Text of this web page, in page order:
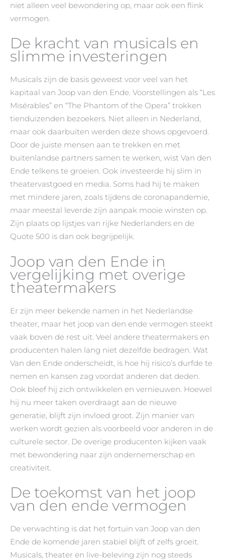
niet alleen veel bewondering op, maar ook een flink
vermogen.
De kracht van musicals en
slimme investeringen
Musicals zijn de basis geweest voor veel van het
kapitaal van Joop van den Ende. Voorstellingen als “Les
Misérables” en “The Phantom of the Opera” trokken
tienduizenden bezoekers. Niet alleen in Nederland,
maar ook daarbuiten werden deze shows opgevoerd.
Door de juiste mensen aan te trekken en met
buitenlandse partners samen te werken, wist Van den
Ende telkens te groeien. Ook investeerde hij slim in
theatervastgoed en media. Soms had hij te maken
met mindere jaren, zoals tijdens de coronapandemie,
maar meestal leverde zijn aanpak mooie winsten op.
Zijn plaats op lijstjes van rijke Nederlanders en de
Quote 500 is dan ook begrijpelijk.
Joop van den Ende in
vergelijking met overige
theatermakers
Er zijn meer bekende namen in het Nederlandse
theater, maar het joop van den ende vermogen steekt
vaak boven de rest uit. Veel andere theatermakers en
producenten halen lang niet dezelfde bedragen. Wat
Van den Ende onderscheidt, is hoe hij risico’s durfde te
nemen en kansen zag voordat anderen dat deden.
Ook bleef hij zich ontwikkelen en vernieuwen. Hoewel
hij nu meer taken overdraagt aan de nieuwe
generatie, blijft zijn invloed groot. Zijn manier van
werken wordt gezien als voorbeeld voor anderen in de
culturele sector. De overige producenten kijken vaak
met bewondering naar zijn ondernemerschap en
creativiteit.
De toekomst van het joop
van den ende vermogen
De verwachting is dat het fortuin van Joop van den
Ende de komende jaren stabiel blijft of zelfs groeit.
Musicals, theater en live-beleving zijn nog steeds